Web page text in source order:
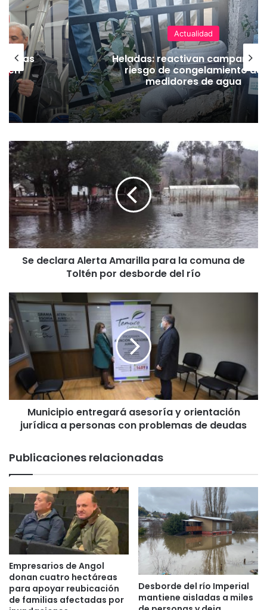
vías
Actualidad
Heladas: reactivan campaña
riesgo de congelamiento de
medidores de agua
S
d
e
c
l
r
a
a
A
a
r
a
l
a
c
m
d
e
Se declara Alerta Amarilla para la comuna de
Toltén por desborde del río
M
u
n
i
i
o
e
g
a
r
á
s
s
o
r
í
Municipio entregará asesoría y orientación
jurídica a personas con problemas de deudas
Publicaciones relacionadas
Empresarios de Angol
donan cuatro hectáreas
para apoyar reubicación
de familias afectadas por
Desborde del río Imperial
mantiene aisladas a miles